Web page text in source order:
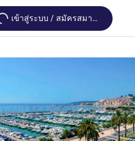
Loading...
เข้าสู่ระบบ / สมัครสมาชิก